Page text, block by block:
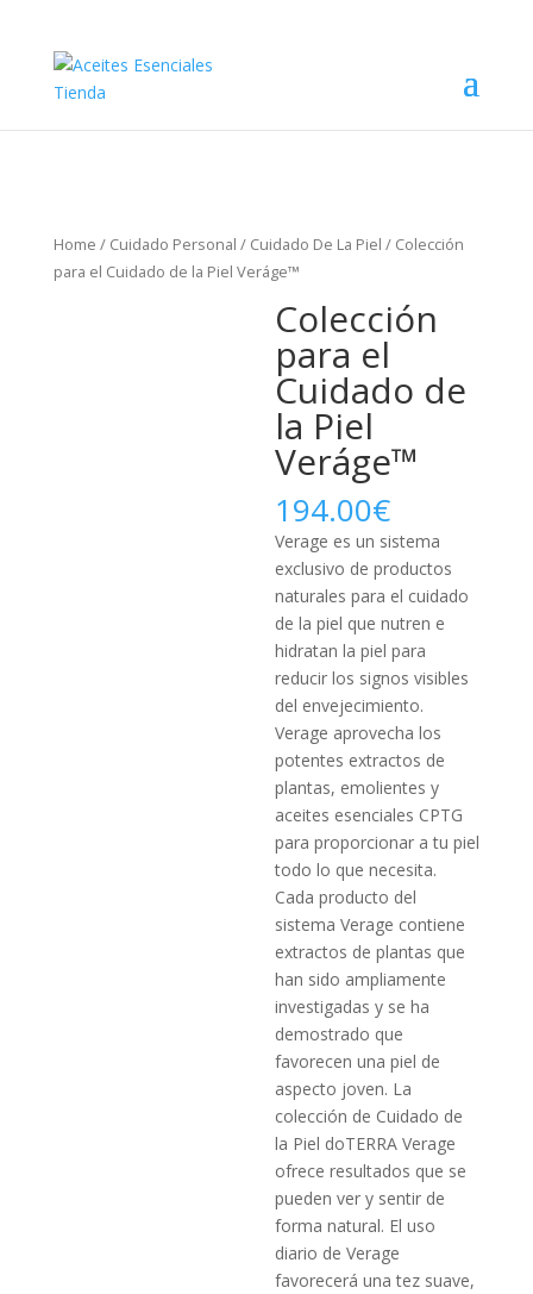
Home / Cuidado Personal / Cuidado De La Piel / Colección
para el Cuidado de la Piel Veráge™
Colección
para el
Cuidado de
la Piel
Veráge™
194.00€
Verage es un sistema
exclusivo de productos
naturales para el cuidado
de la piel que nutren e
hidratan la piel para
reducir los signos visibles
del envejecimiento.
Verage aprovecha los
potentes extractos de
plantas, emolientes y
aceites esenciales CPTG
para proporcionar a tu piel
todo lo que necesita.
Cada producto del
sistema Verage contiene
extractos de plantas que
han sido ampliamente
investigadas y se ha
demostrado que
favorecen una piel de
aspecto joven. La
colección de Cuidado de
la Piel doTERRA Verage
ofrece resultados que se
pueden ver y sentir de
forma natural. El uso
diario de Verage
favorecerá una tez suave,